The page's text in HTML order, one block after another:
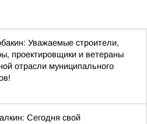
Уважаемые строители,
проектировщики и ветераны
отрасли муниципального
Сегодня свой